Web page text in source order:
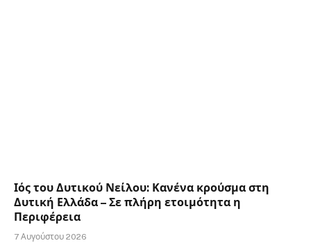
Ιός του Δυτικού Νείλου: Κανένα κρούσμα στη
Δυτική Ελλάδα – Σε πλήρη ετοιμότητα η
Περιφέρεια
7 Αυγούστου 2026